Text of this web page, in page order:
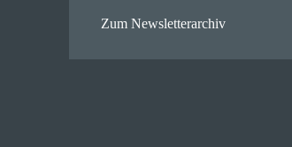
Zum Newsletterarchiv